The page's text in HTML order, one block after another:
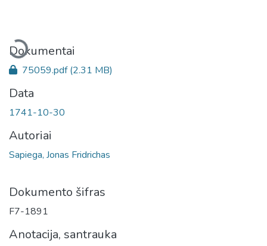
Įkeliama...
Dokumentai
75059.pdf(2.31 MB)
Data
1741-10-30
Autoriai
Sapiega, Jonas Fridrichas
Dokumento šifras
F7-1891
Anotacija, santrauka